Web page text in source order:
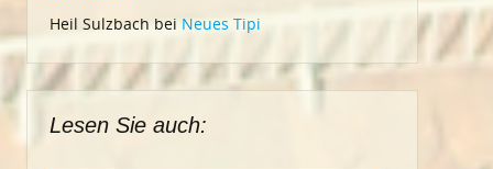
Heil Sulzbach bei Neues Tipi
Lesen Sie auch: